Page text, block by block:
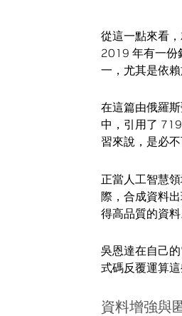
從這一點來看
2019 年有一份
一，尤其是依
在這篇由俄羅
中，引用了
習來說，是必
正當人工智慧
際，合成資料
得高品質的資料
吳恩達在自己
式碼反覆運算
資料增強與